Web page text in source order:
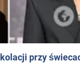
przy